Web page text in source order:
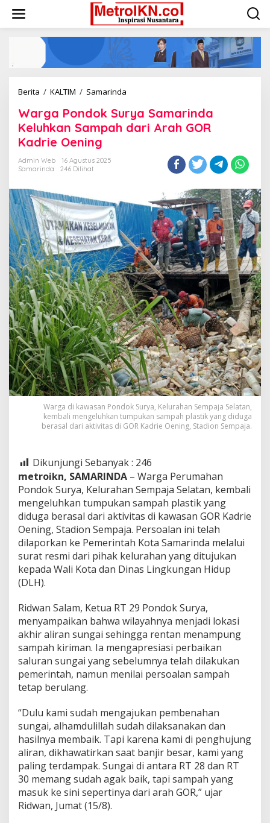
konten
Berita / KALTIM / Samarinda
Surya
Samarinda
Keluhkan
Oening
Warga Pondok Surya Samarinda
Keluhkan Sampah dari Arah GOR
Kadrie Oening
Admin Web
16 Agustus 2025
Samarinda
246 Dilihat
Warga di kawasan Pondok Surya, Kelurahan Sempaja Selatan,
kembali mengeluhkan tumpukan sampah plastik yang diduga
berasal dari aktivitas di GOR Kadrie Oening, Stadion Sempaja.
Dikunjungi Sebanyak : 246
metroikn, SAMARINDA – Warga Perumahan
Pondok Surya, Kelurahan Sempaja Selatan, kembali
mengeluhkan tumpukan sampah plastik yang
diduga berasal dari aktivitas di kawasan GOR Kadrie
Oening, Stadion Sempaja. Persoalan ini telah
dilaporkan ke Pemerintah Kota Samarinda melalui
surat resmi dari pihak kelurahan yang ditujukan
kepada Wali Kota dan Dinas Lingkungan Hidup
(DLH).
Ridwan Salam, Ketua RT 29 Pondok Surya,
menyampaikan bahwa wilayahnya menjadi lokasi
akhir aliran sungai sehingga rentan menampung
sampah kiriman. Ia mengapresiasi perbaikan
saluran sungai yang sebelumnya telah dilakukan
pemerintah, namun menilai persoalan sampah
tetap berulang.
“Dulu kami sudah mengajukan pembenahan
sungai, alhamdulillah sudah dilaksanakan dan
hasilnya membaik. Tapi karena kami di penghujung
aliran, dikhawatirkan saat banjir besar, kami yang
paling terdampak. Sungai di antara RT 28 dan RT
30 memang sudah agak baik, tapi sampah yang
masuk ke sini sepertinya dari arah GOR,” ujar
Ridwan, Jumat (15/8).